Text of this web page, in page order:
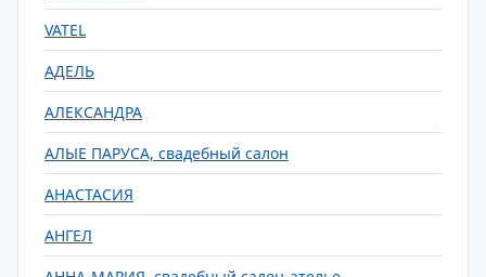
VATEL
АДЕЛЬ
АЛЕКСАНДРА
АЛЫЕ ПАРУСА, свадебный салон
АНАСТАСИЯ
АНГЕЛ